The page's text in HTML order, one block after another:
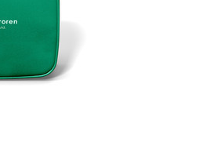
hoorapparaat van dit moment.